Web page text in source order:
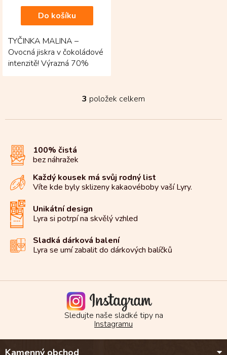
Do košíku
TYČINKA MALINA –
Ovocná jiskra v čokoládové
intenzitě! Výrazná 70%
hořká čokoláda z Kolumbie
O
l
í
p
r
y
ý
p
3 položek celkem
100% čistá
bez náhražek
Každý kousek má svůj rodný list
Víte kde byly sklizeny kakaovéboby vaší Lyry.
Unikátní design
Lyra si potrpí na skvělý vzhled
Sladká dárková balení
Lyra se umí zabalit do dárkových balíčků
Sledujte naše sladké tipy na
Instagramu